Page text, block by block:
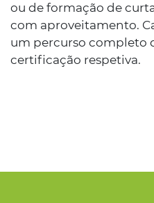
ou de formação de
com aproveitamento.
um percurso completo
certificação respetiva.